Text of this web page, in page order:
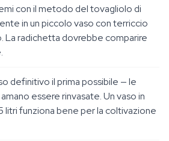
con il metodo del tovagliolo di
in un piccolo vaso con terriccio
La radichetta dovrebbe comparire
definitivo il prima possibile — le
essere rinvasate. Un vaso in
litri funziona bene per la coltivazione